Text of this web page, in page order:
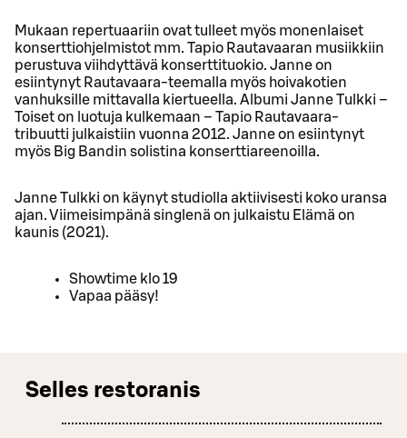
Mukaan repertuaariin ovat tulleet myös monenlaiset
konserttiohjelmistot mm. Tapio Rautavaaran musiikkiin
perustuva viihdyttävä konserttituokio. Janne on
esiintynyt Rautavaara-teemalla myös hoivakotien
vanhuksille mittavalla kiertueella. Albumi Janne Tulkki –
Toiset on luotuja kulkemaan – Tapio Rautavaara-
tribuutti julkaistiin vuonna 2012. Janne on esiintynyt
myös Big Bandin solistina konserttiareenoilla.
Janne Tulkki on käynyt studiolla aktiivisesti koko uransa
ajan. Viimeisimpänä singlenä on julkaistu Elämä on
kaunis (2021).
Showtime klo 19
Vapaa pääsy!
Selles restoranis